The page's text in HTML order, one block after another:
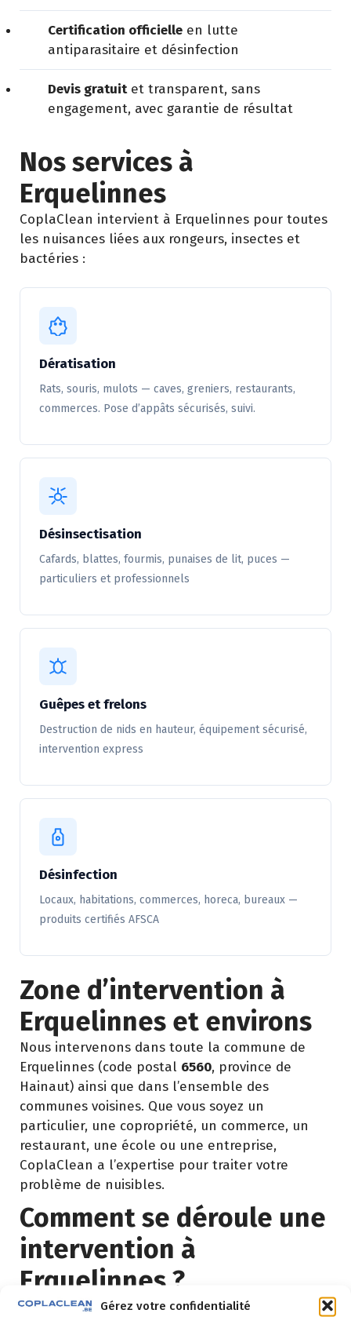
Gérez votre confidentialité
Certification officielle en lutte
antiparasitaire et désinfection
Devis gratuitet transparent, sans
engagement, avec garantie de résultat
Nos services à
Erquelinnes
CoplaClean intervient à Erquelinnes pour toutes
les nuisances liées aux rongeurs, insectes et
bactéries :
Dératisation
Rats, souris, mulots — caves, greniers, restaurants,
commerces. Pose d’appâts sécurisés, suivi.
Désinsectisation
Cafards, blattes, fourmis, punaises de lit, puces —
particuliers et professionnels
Guêpes et frelons
Destruction de nids en hauteur, équipement sécurisé,
intervention express
Désinfection
Locaux, habitations, commerces, horeca, bureaux —
produits certifiés AFSCA
Zone d’intervention à
Erquelinnes et environs
Nous intervenons dans toute la commune de
Erquelinnes (code postal 6560, province de
Hainaut) ainsi que dans l’ensemble des
communes voisines. Que vous soyez un
particulier, une copropriété, un commerce, un
restaurant, une école ou une entreprise,
CoplaClean a l’expertise pour traiter votre
problème de nuisibles.
Comment se déroule une
intervention à
Erquelinnes ?